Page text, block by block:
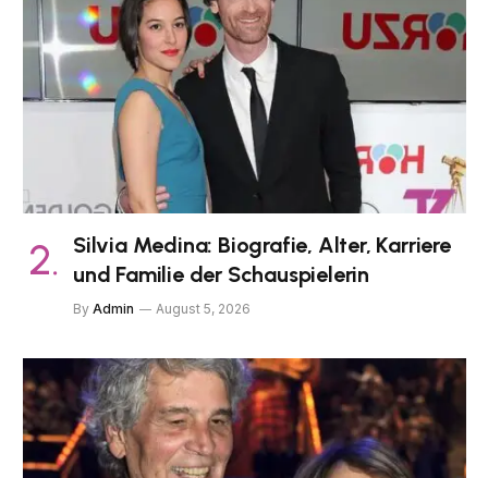
Silvia Medina: Biografie, Alter, Karriere
und Familie der Schauspielerin
By Admin August 5, 2026